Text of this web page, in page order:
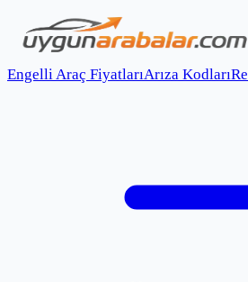
Engelli Araç FiyatlarıArıza Kodları